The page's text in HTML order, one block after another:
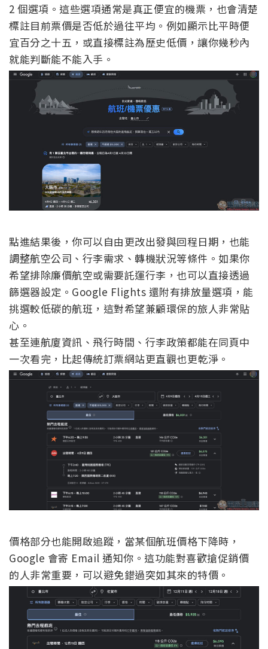
2 個選項。這些選項通常是真正便宜的機票，也會清楚
標註目前票價是否低於過往平均。例如顯示比平時便
宜百分之十五，或直接標註為歷史低價，讓你幾秒內
就能判斷能不能入手。
點進結果後，你可以自由更改出發與回程日期，也能
調整航空公司、行李需求、轉機狀況等條件。如果你
希望排除廉價航空或需要託運行李，也可以直接透過
篩選器設定。Google Flights 還附有排放量選項，能
挑選較低碳的航班，這對希望兼顧環保的旅人非常貼
心。
甚至連航廈資訊、飛行時間、行李政策都能在同頁中
一次看完，比起傳統訂票網站更直觀也更乾淨。
價格部分也能開啟追蹤，當某個航班價格下降時，
Google 會寄 Email 通知你。這功能對喜歡搶促銷價
的人非常重要，可以避免錯過突如其來的特價。